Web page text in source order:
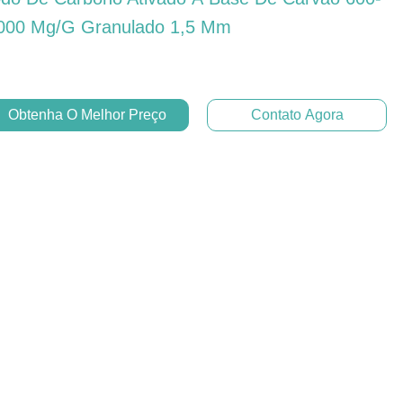
Mg/g Granulado 1,5 Mm
Obtenha O Melhor Preço Contato Agora